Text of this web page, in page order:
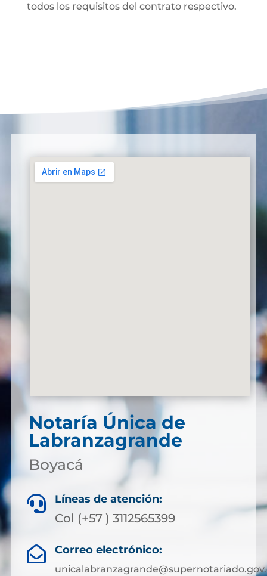
todos los requisitos del contrato respectivo.
Notaría Única de
Labranzagrande
Boyacá
 Líneas de atención:
Col (+57 ) 3112565399
 Correo electrónico: